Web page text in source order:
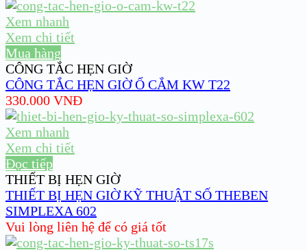
Xem nhanh
Xem chi tiết
Mua hàng
CÔNG TẮC HẸN GIỜ
CÔNG TẮC HẸN GIỜ Ổ CẮM KW T22
330.000 VNĐ
Xem nhanh
Xem chi tiết
Đọc tiếp
THIẾT BỊ HẸN GIỜ
THIẾT BỊ HẸN GIỜ KỸ THUẬT SỐ THEBEN
SIMPLEXA 602
Vui lòng liên hệ để có giá tốt